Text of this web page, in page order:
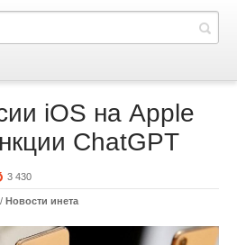
iOS на Apple
ChatGPT
3 430
/ Новости инета